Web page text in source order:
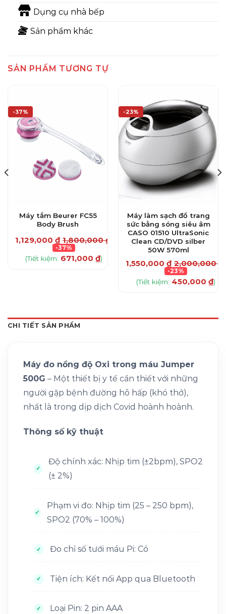
Dụng cụ nhà bếp
Sản phẩm khác
SẢN PHẨM TƯƠNG TỰ
-37%
Máy tắm Beurer FC55
Body Brush
1,129,000 ₫ 1,800,000₫
-37%
(Tiết kiệm: 671,000₫)
-23%
Máy làm sạch đồ trang
sức bằng sóng siêu âm
CASO 01510 UltraSonic
Clean CD/DVD silber
50W 570ml
1,550,000 ₫ 2,000,000
-23%
(Tiết kiệm: 450,000 ₫)
CHI TIẾT SẢN PHẨM
Máy đo nồng độ Oxi trong máu Jumper
500G – Một thiết bị y tế cần thiết với những
người gặp bệnh đường hô hấp (khó thở),
nhất là trong dịp dịch Covid hoành hoành.
Thông số kỹ thuật
Độ chính xác: Nhịp tim (±2bpm), SPO2
(± 2%)
Phạm vi đo: Nhịp tim (25 – 250 bpm),
SPO2 (70% – 100%)
Đo chỉ số tưới máu Pi: Có
Tiện ích: Kết nối App qua Bluetooth
Loại Pin: 2 pin AAA